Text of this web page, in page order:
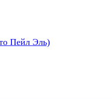
Пейл Эль)